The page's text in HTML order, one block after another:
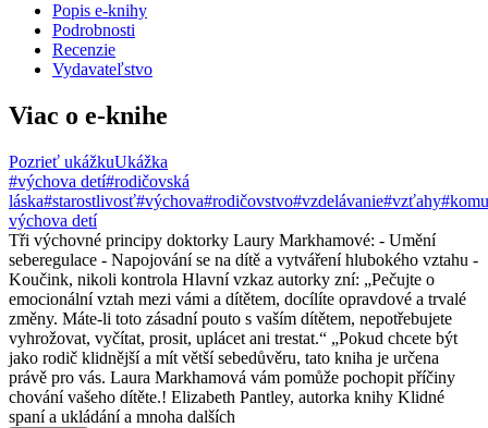
Popis e-knihy
Podrobnosti
Recenzie
Vydavateľstvo
Viac o e-knihe
Pozrieť ukážkuUkážka
#výchova detí#rodičovská
láska#starostlivosť#výchova#rodičovstvo#vzdelávanie#vzťahy
výchova detí
Tři výchovné principy doktorky Laury Markhamové: - Umění
seberegulace - Napojování se na dítě a vytváření hlubokého vztahu -
Koučink, nikoli kontrola Hlavní vzkaz autorky zní: „Pečujte o
emocionální vztah mezi vámi a dítětem, docílíte opravdové a trvalé
změny. Máte-li toto zásadní pouto s vaším dítětem, nepotřebujete
vyhrožovat, vyčítat, prosit, uplácet ani trestat.“ „Pokud chcete být
jako rodič klidnější a mít větší sebedůvěru, tato kniha je určena
právě pro vás. Laura Markhamová vám pomůže pochopit příčiny
chování vašeho dítěte.! Elizabeth Pantley, autorka knihy Klidné
spaní a ukládání a mnoha dalších